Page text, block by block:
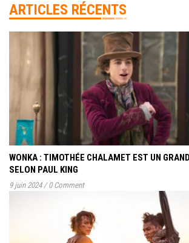
ARTICLES RÉCENTS
WONKA : TIMOTHÉE CHALAMET EST UN
SELON PAUL KING
9 juin 2024 / 0 Comment